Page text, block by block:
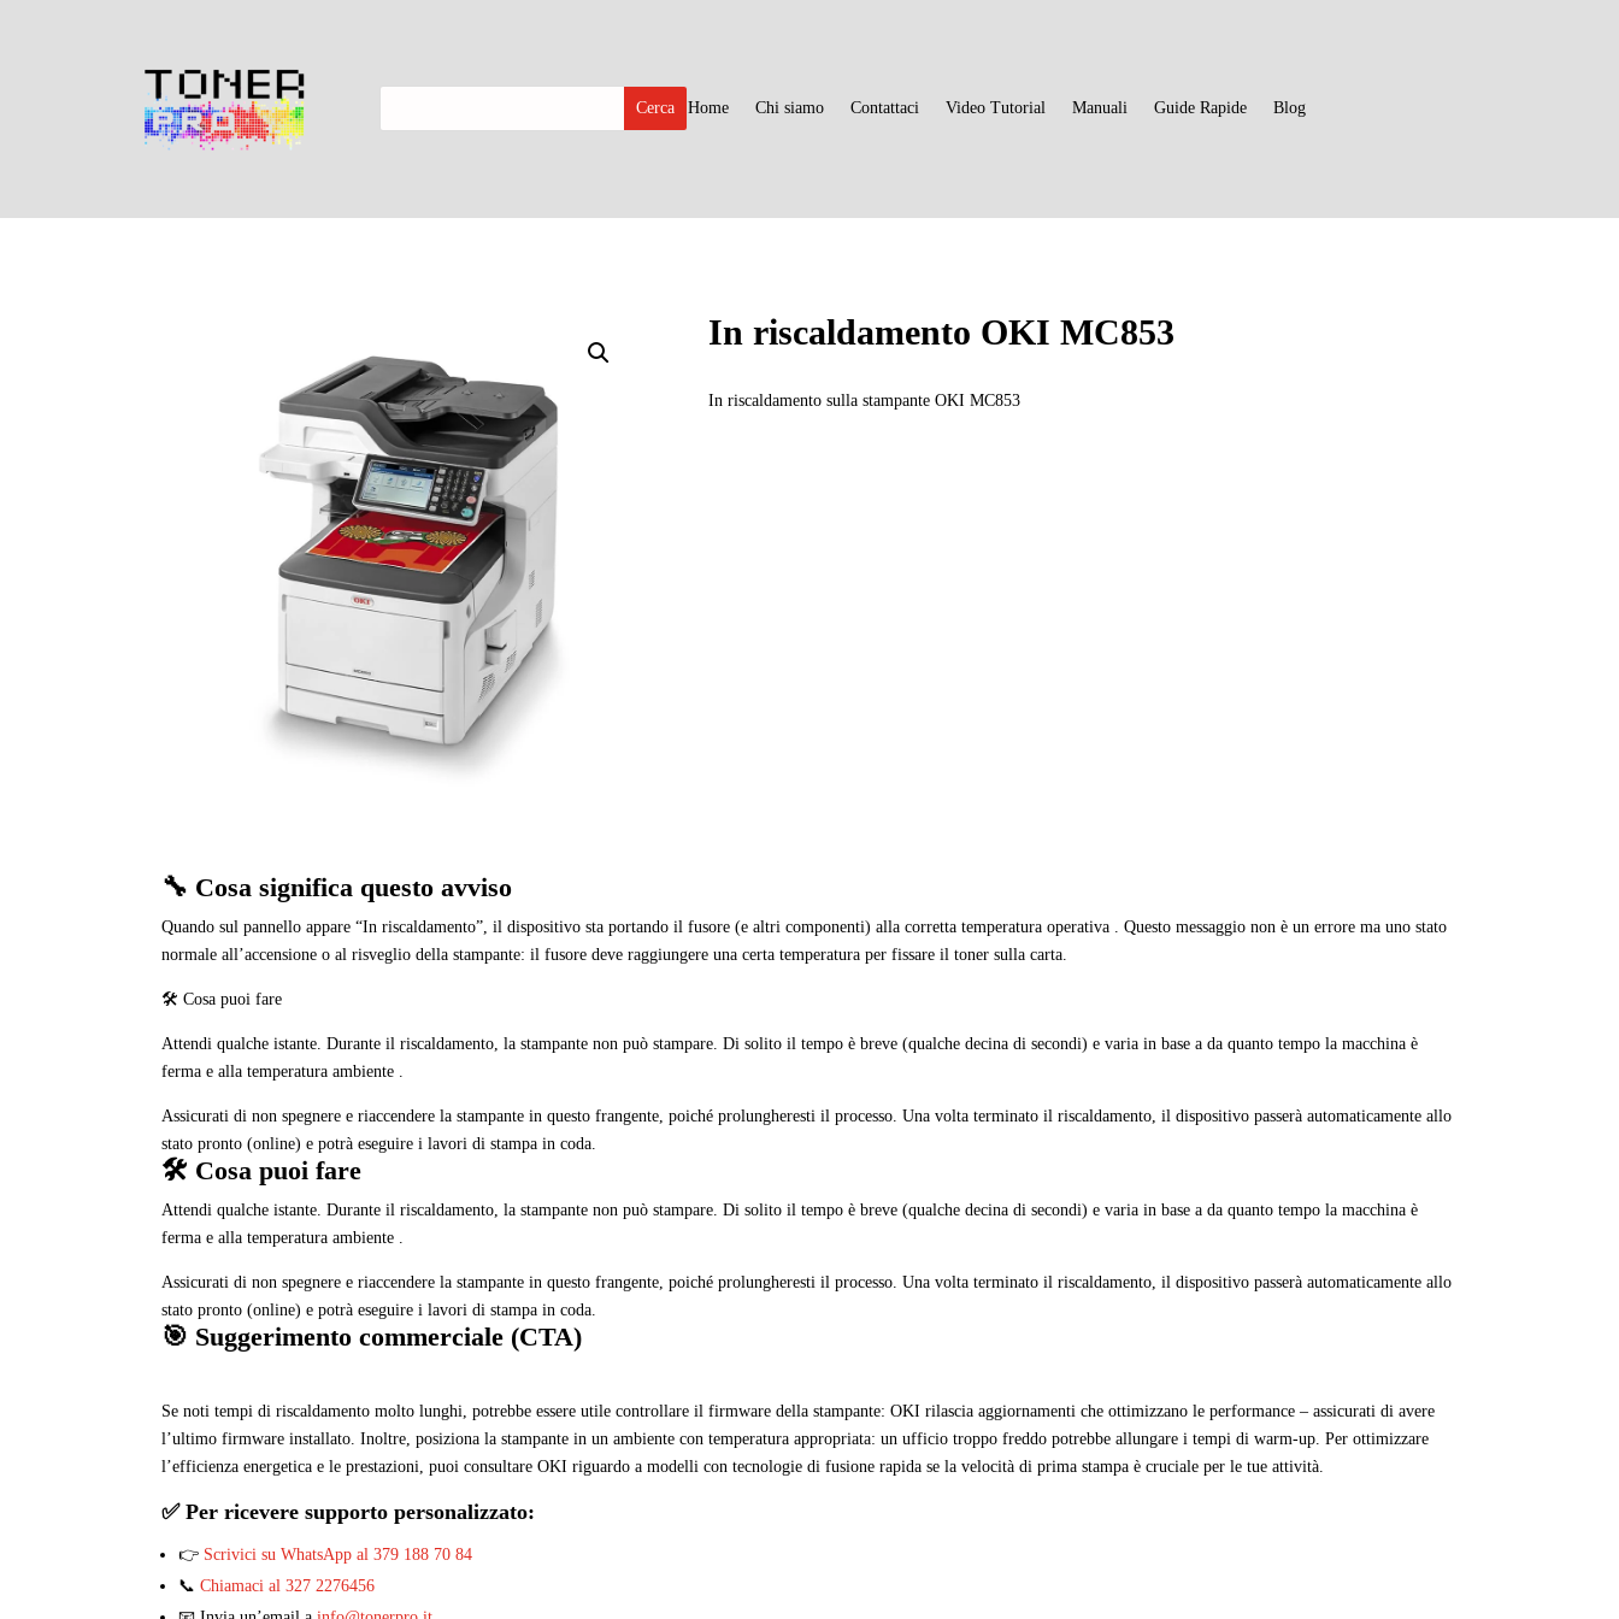
Home Chi siamo Contattaci Video Tutorial Manuali Guide Rapide Blog
In riscaldamento OKI MC853
In riscaldamento sulla stampante OKI MC853
🔧 Cosa significa questo avviso
Quando sul pannello appare “In riscaldamento”, il dispositivo sta portando il fusore (e altri componenti) alla corretta temperatura operativa . Questo messaggio non è un errore ma uno stato
normale all’accensione o al risveglio della stampante: il fusore deve raggiungere una certa temperatura per fissare il toner sulla carta.
🛠 Cosa puoi fare
Attendi qualche istante. Durante il riscaldamento, la stampante non può stampare. Di solito il tempo è breve (qualche decina di secondi) e varia in base a da quanto tempo la macchina è
ferma e alla temperatura ambiente .
Assicurati di non spegnere e riaccendere la stampante in questo frangente, poiché prolungheresti il processo. Una volta terminato il riscaldamento, il dispositivo passerà automaticamente allo
stato pronto (online) e potrà eseguire i lavori di stampa in coda.
🛠️ Cosa puoi fare
Attendi qualche istante. Durante il riscaldamento, la stampante non può stampare. Di solito il tempo è breve (qualche decina di secondi) e varia in base a da quanto tempo la macchina è
ferma e alla temperatura ambiente .
Assicurati di non spegnere e riaccendere la stampante in questo frangente, poiché prolungheresti il processo. Una volta terminato il riscaldamento, il dispositivo passerà automaticamente allo
stato pronto (online) e potrà eseguire i lavori di stampa in coda.
🎯 Suggerimento commerciale (CTA)
Se noti tempi di riscaldamento molto lunghi, potrebbe essere utile controllare il firmware della stampante: OKI rilascia aggiornamenti che ottimizzano le performance – assicurati di avere
l’ultimo firmware installato. Inoltre, posiziona la stampante in un ambiente con temperatura appropriata: un ufficio troppo freddo potrebbe allungare i tempi di warm-up. Per ottimizzare
l’efficienza energetica e le prestazioni, puoi consultare OKI riguardo a modelli con tecnologie di fusione rapida se la velocità di prima stampa è cruciale per le tue attività.
✅ Per ricevere supporto personalizzato:
👉 Scrivici su WhatsApp al 379 188 70 84
📞Chiamaci al 327 2276456